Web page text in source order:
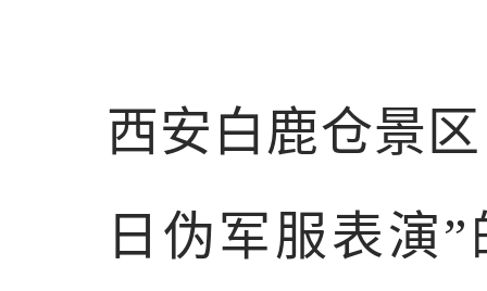
西安白鹿仓景
日伪军服表演